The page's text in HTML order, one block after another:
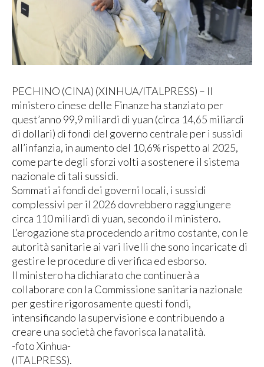
PECHINO (CINA) (XINHUA/ITALPRESS) – Il
ministero cinese delle Finanze ha stanziato per
quest’anno 99,9 miliardi di yuan (circa 14,65 miliardi
di dollari) di fondi del governo centrale per i sussidi
all’infanzia, in aumento del 10,6% rispetto al 2025,
come parte degli sforzi volti a sostenere il sistema
nazionale di tali sussidi.
Sommati ai fondi dei governi locali, i sussidi
complessivi per il 2026 dovrebbero raggiungere
circa 110 miliardi di yuan, secondo il ministero.
L’erogazione sta procedendo a ritmo costante, con le
autorità sanitarie ai vari livelli che sono incaricate di
gestire le procedure di verifica ed esborso.
Il ministero ha dichiarato che continuerà a
collaborare con la Commissione sanitaria nazionale
per gestire rigorosamente questi fondi,
intensificando la supervisione e contribuendo a
creare una società che favorisca la natalità.
-foto Xinhua-
(ITALPRESS).